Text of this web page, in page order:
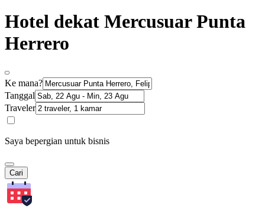
Hotel dekat Mercusuar Punta
Herrero
Ke mana?
Tanggal
Traveler
Saya bepergian untuk bisnis
Cari